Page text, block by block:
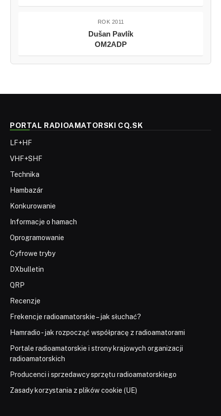
ROK 2011
Dušan Pavlík
OM2ADP
PORTAL RADIOAMATORSKI CQ.SK
LF+HF
VHF+SHF
Technika
Hambazár
Konkurowanie
Informacje o hamach
Oprogramowanie
Cyfrowe tryby
DXbulletin
QRP
Recenzje
Frekencje radioamatorskie – jak słuchać?
Hamradio - jak rozpocząć współpracę z radioamatorami
Portale radioamatorskie i strony krajowych organizacji
radioamatorskich
Producenci i sprzedawcy sprzętu radioamatorskiego
Zasady korzystania z plików cookie (UE)